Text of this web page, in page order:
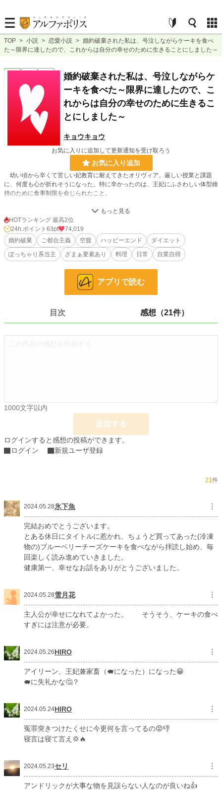
TOP > 小説 > 恋愛小説 > 婚約破棄された私は、号泣しながらケーキを食べ
た～限界に達したので、これからは自分の幸せのために生きることにしました～
恋愛 完結 短編
婚約破棄された私は、号泣しながらケ
ーキを食べた～限界に達したので、こ
れからは自分の幸せのために生きるこ
とにしました～
キョウキョウ
お気に入りに追加して更新通知を受け取ろう
お気に入り追加
幼い頃から辛くて苦しい妃教育に耐えてきたオリヴィア。厳しい授業と課題
に、何度も心が折れそうになった。特に辛かったのは、王妃にふさわしい体型維
持のために食事制限を命じられたこと。
とても頑張った。お腹いっぱいに食べたいのを我慢して、必死で痩せて、体型
を整えて。でも、その努力は無駄になった。
婚約相手のマルク王子から、無慈悲に告げられた別れの言葉。唐突に、婚約を
破棄すると言われたオリヴィア。
達した。もう無理。これ以上は耐えられない。
そしてオリヴィアは、会場のテーブルに置いてあったデザートのケーキを手づ
ーキの美味しさに涙が出たのだった。
ほぼ変わりません。加筆修正して、完成版として連載します。
お気に入り 2,834
文字数 47,951
更新日時 2024.05.28 18:34
週間ポイント 316 pt (19,338 位)
月間ポイント 1,923 pt (16,358 位)
年間ポイント 55,236 pt (9,688 位)
累計ポイント 1,631,293 pt (3,515 位)
HOTランキング 最高2位
24h.ポイント 63pt
74,019
婚約破棄
ご都合主義 空腹 ハッピーエンド
ダイエット
ぽっちゃり系当主
ざまぁ要素あり 料理 日常 自業自得
アプリで読む
目次 感想（21件）
1000文字以内
送信する
ログインすると感想の投稿ができます。
ログイン
新規ユーザ登録
21件
2024.05.28氷下魚 ︙
完結おめでとうございます。
とある休日にタイトルに惹かれ、ちょうど買ってあった(冷凍
物の)ブルーベリーチーズケーキを食べながら拝読し始め、毎
回楽しく読み進めていきました。
健康第一、幸せなお話をありがとうございました。
2024.05.28雪月花 ︙
主人公が幸せになれてよかった。 そうそう、ケーキの食べ
すぎには注意が必要。
2024.05.26HIRO ︙
アイリーン、王妃兼家畜（🐖になった）になった😁
🐖に失礼かな🤔？
2024.05.24HIRO ︙
冤罪突きつけたくせに今更何を言ってるの😡👎
寝言は寝て言え💢🔥
2024.05.23セリ ︙
アンドリックが大事な物を見誤らない人なのが良いね👍